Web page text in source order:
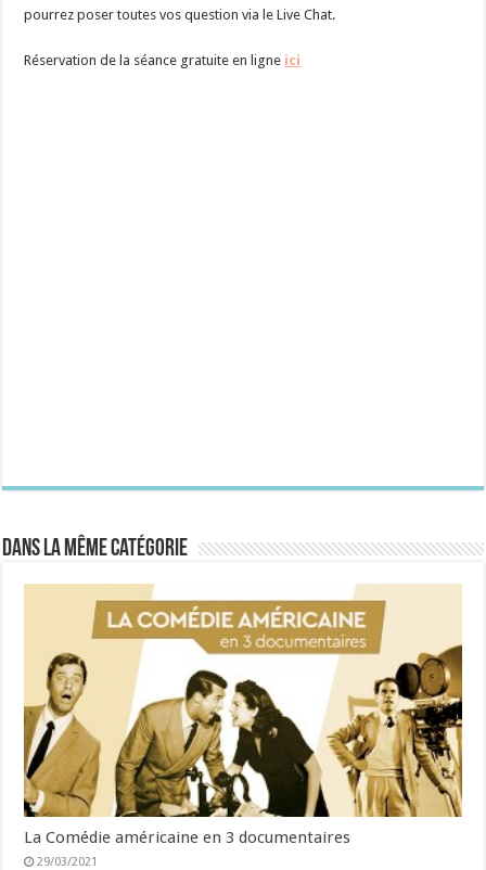
pourrez poser toutes vos question via le Live Chat.
Réservation de la séance gratuite en ligne ici
Dans la même catégorie
La Comédie américaine en 3 documentaires
29/03/2021